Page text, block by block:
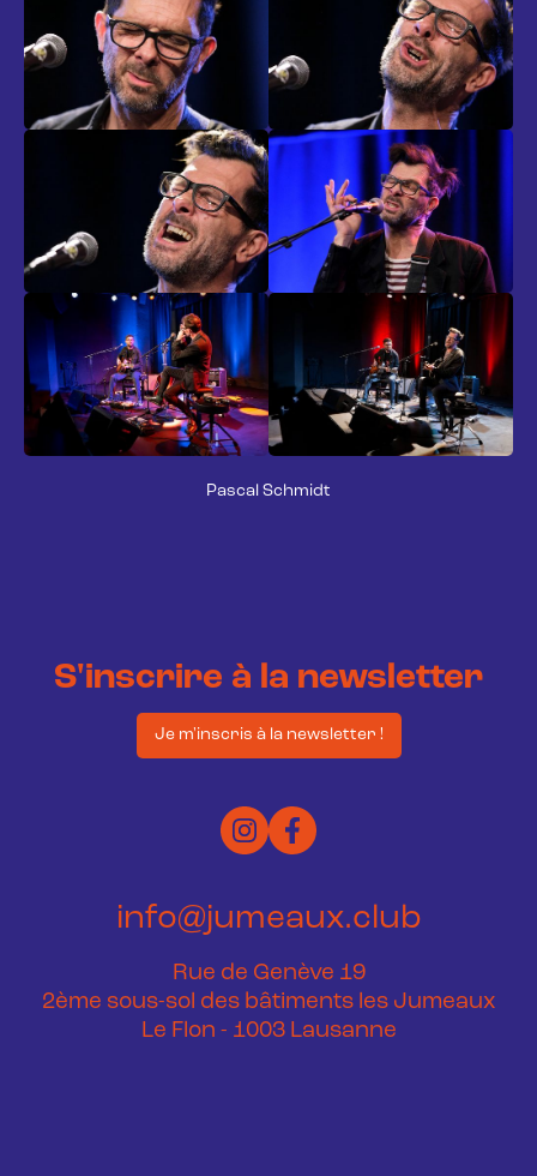
Pascal Schmidt
S'inscrire à la newsletter
Je m'inscris à la newsletter !
info@jumeaux.club
Rue de Genève 19
2ème sous-sol des bâtiments les Jumeaux
Le Flon - 1003 Lausanne